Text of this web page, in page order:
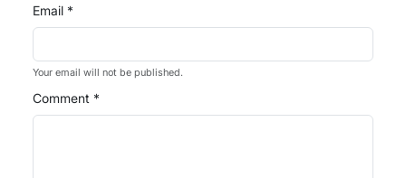
Email *
Your email will not be published.
Comment *